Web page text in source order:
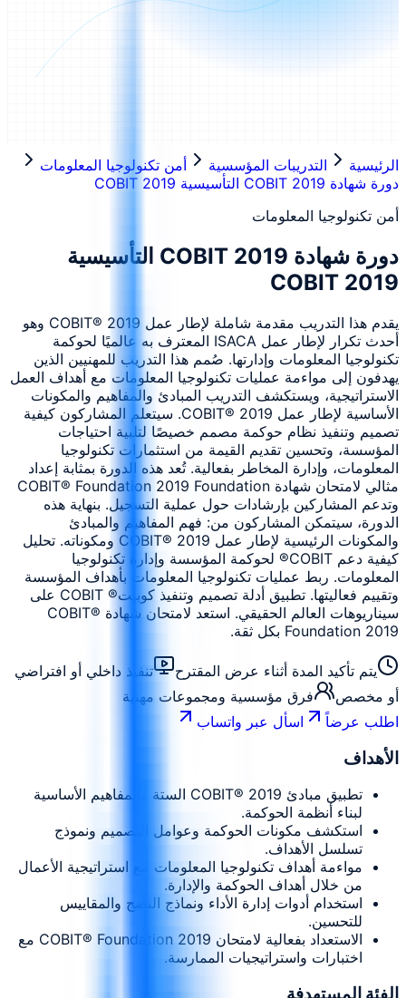
الرئيسية التدريبات المؤسسية
أمن تكنولوجيا المعلومات
دورة شهادة COBIT 2019 التأسيسية COBIT 2019
أمن تكنولوجيا المعلومات
دورة شهادة COBIT 2019 التأسيسية
COBIT 2019
يقدم هذا التدريب مقدمة شاملة لإطار عمل COBIT® 2019 وهو
أحدث تكرار لإطار عمل ISACA المعترف به عالميًا لحوكمة
تكنولوجيا المعلومات وإدارتها. صُمم هذا التدريب للمهنيين الذين
يهدفون إلى مواءمة عمليات تكنولوجيا المعلومات مع أهداف العمل
الاستراتيجية، ويستكشف التدريب المبادئ والمفاهيم والمكونات
الأساسية لإطار عمل COBIT® 2019. سيتعلم المشاركون كيفية
تصميم وتنفيذ نظام حوكمة مصمم خصيصًا لتلبية احتياجات
المؤسسة، وتحسين تقديم القيمة من استثمارات تكنولوجيا
المعلومات، وإدارة المخاطر بفعالية. تُعد هذه الدورة بمثابة إعداد
مثالي لامتحان شهادة COBIT® Foundation 2019 Foundation
وتدعم المشاركين بإرشادات حول عملية التسجيل. بنهاية هذه
الدورة، سيتمكن المشاركون من: فهم المفاهيم والمبادئ
والمكونات الرئيسية لإطار عمل COBIT® 2019 ومكوناته. تحليل
كيفية دعم COBIT® لحوكمة المؤسسة وإدارة تكنولوجيا
المعلومات. ربط عمليات تكنولوجيا المعلومات بأهداف المؤسسة
وتقييم فعاليتها. تطبيق أدلة تصميم وتنفيذ كوبيت® COBIT على
سيناريوهات العالم الحقيقي. استعد لامتحان شهادة COBIT®
Foundation 2019 بكل ثقة.
يتم تأكيد المدة أثناء عرض المقترح
تنفيذ داخلي أو افتراضي
أو مخصص
فرق مؤسسية ومجموعات مهنية
اطلب عرضاً
اسأل عبر واتساب
الأهداف
تطبيق مبادئ COBIT® 2019 الستة والمفاهيم الأساسية
لبناء أنظمة الحوكمة.
استكشف مكونات الحوكمة وعوامل التصميم ونموذج
تسلسل الأهداف.
مواءمة أهداف تكنولوجيا المعلومات مع استراتيجية الأعمال
من خلال أهداف الحوكمة والإدارة.
استخدام أدوات إدارة الأداء ونماذج النضج والمقاييس
للتحسين.
الاستعداد بفعالية لامتحان COBIT® Foundation 2019 مع
اختبارات واستراتيجيات الممارسة.